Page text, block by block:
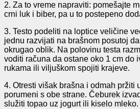
2. Za to vreme napraviti: pomešajte
crni luk i biber, pa u to postepeno
3. Testo podeliti na loptice veličine
jednu razvijati na brašnom posutoj
okrugao oblik. Na polovinu testa
voditi računa da ostane oko 1 cm do
rukama ili viljuškom spojiti krajeve.
4. Otresti višak brašna i odmah pržiti
porumeni s obe strane. Čeburek
služiti topao uz jogurt ili kiselo mleko.